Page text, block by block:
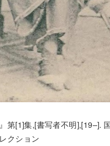
第[1]集,[書写者不明],[19–].
クション